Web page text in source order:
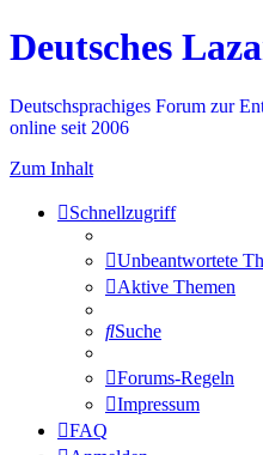
Deutsches
Deutschsprachiges Forum zur
online seit 2006
Zum Inhalt
Schnellzugriff
Unbeantwortete
Aktive Themen
Suche
Forums-Regeln
Impressum
FAQ